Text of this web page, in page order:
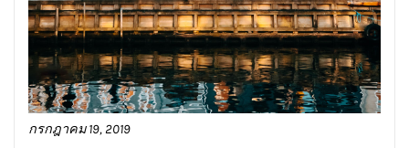
กรกฎาคม 19, 2019